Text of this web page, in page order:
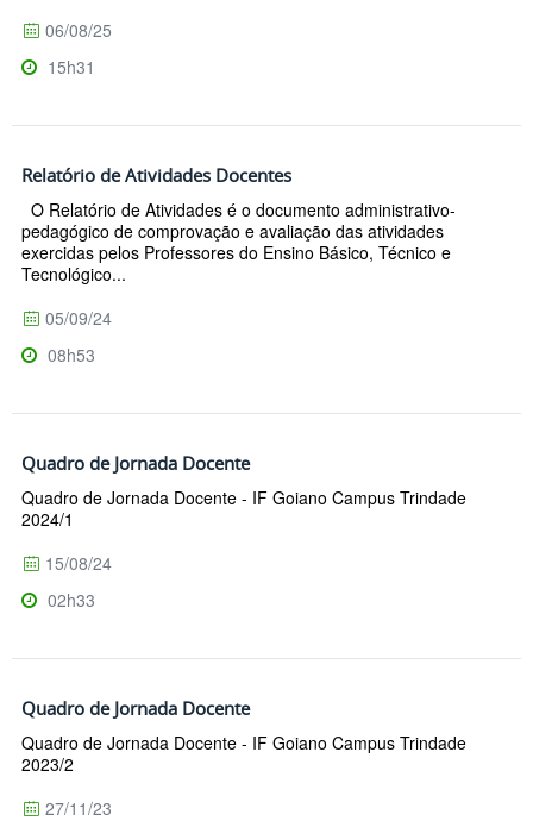
06/08/25
15h31
Relatório de Atividades Docentes
O Relatório de Atividades é o documento administrativo-
pedagógico de comprovação e avaliação das atividades
exercidas pelos Professores do Ensino Básico, Técnico e
Tecnológico...
05/09/24
08h53
Quadro de Jornada Docente
Quadro de Jornada Docente - IF Goiano Campus Trindade
2024/1
15/08/24
02h33
Quadro de Jornada Docente
Quadro de Jornada Docente - IF Goiano Campus Trindade
2023/2
27/11/23